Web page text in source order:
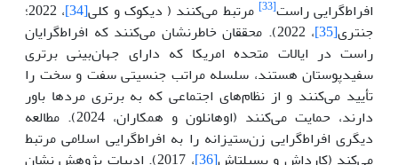
افراط‌گرایی راست[33] مرتبط می‌کنند ( دیکوک و کلی[34]
، 2022؛
جنتری[35]
، 2022). محققان خاطرنشان می‌کنند که افراط‌گرایان
راست در ایالات متحده امریکا که دارای جهان‌بینی برتری
سفیدپوستان هستند، سلسله مراتب جنسیتی سفت و سخت را
تأیید می‌کنند و از نظام‌های اجتماعی که به برتری مردها باور
دارند، حمایت می‌کنند (اوهانلون و همکاران، 2024). مطالعه
دیگری افراط‌گرایی زن‌ستیزانه را به افراط‌گرایی اسلامی مرتبط
می‌کند (کارداش و یسیلتاش[36]
، 2017). ادبیات پژوهش نشان